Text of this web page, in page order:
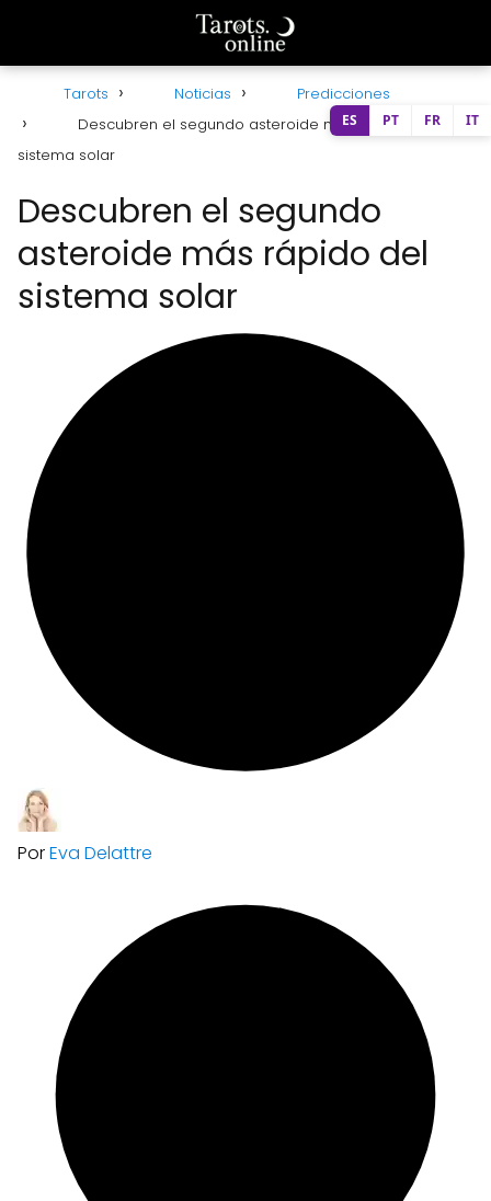
Tarots Noticias
Predicciones
Descubren el segundo asteroide más rápido del
sistema solar
Descubren el segundo
asteroide más rápido del
sistema solar
PorEva Delattre
ES PT FR IT